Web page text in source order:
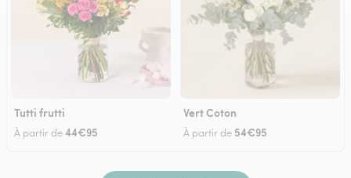
Tutti frutti
À partir de44€95
Vert Coton
À partir de 54€95